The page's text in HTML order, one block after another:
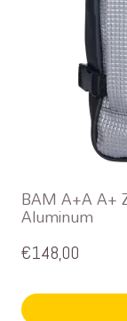
BAM A+A A+
Aluminum
€148,00